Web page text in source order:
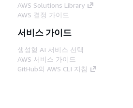
AWS Solutions Library
AWS 결정 가이드
서비스 가이드
생성형 AI 서비스 선택
AWS 서비스 가이드
GitHub의 AWS CLI 지침